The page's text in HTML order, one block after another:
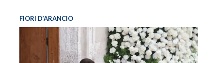
FIORI D’ARANCIO